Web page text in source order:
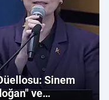
Sinem
ve